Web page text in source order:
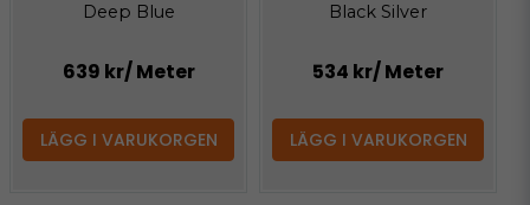
Deep Blue
639 kr/ Meter
LÄGG I VARUKORGEN
Black Silver
534 kr/ Meter
LÄGG I VARUKORGEN